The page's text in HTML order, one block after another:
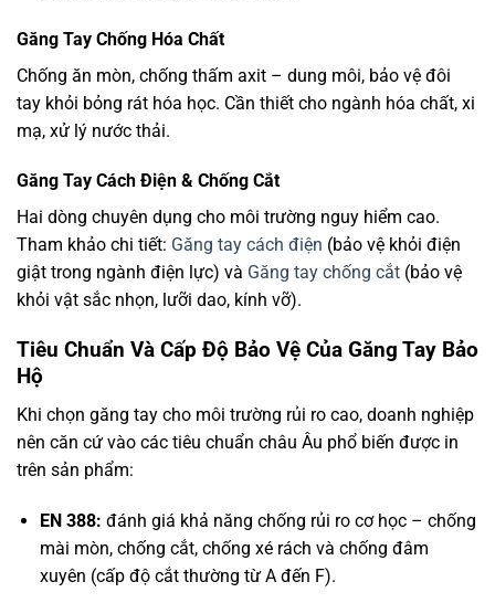
Găng Tay Chống Hóa Chất
Chống ăn mòn, chống thấm axit – dung môi, bảo vệ đôi
tay khỏi bỏng rát hóa học. Cần thiết cho ngành hóa chất, xi
mạ, xử lý nước thải.
Găng Tay Cách Điện & Chống Cắt
Hai dòng chuyên dụng cho môi trường nguy hiểm cao.
Tham khảo chi tiết: Găng tay cách điện (bảo vệ khỏi điện
giật trong ngành điện lực) và Găng tay chống cắt (bảo vệ
khỏi vật sắc nhọn, lưỡi dao, kính vỡ).
Tiêu Chuẩn Và Cấp Độ Bảo Vệ Của Găng Tay Bảo
Hộ
Khi chọn găng tay cho môi trường rủi ro cao, doanh nghiệp
nên căn cứ vào các tiêu chuẩn châu Âu phổ biến được in
trên sản phẩm:
EN 388: đánh giá khả năng chống rủi ro cơ học – chống
mài mòn, chống cắt, chống xé rách và chống đâm
xuyên (cấp độ cắt thường từ A đến F).